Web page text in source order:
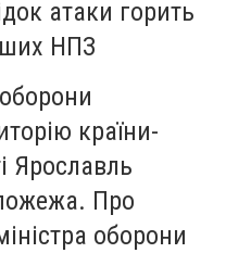
атаки горить
НПЗ
країни-
Ярославль
Про
оборони